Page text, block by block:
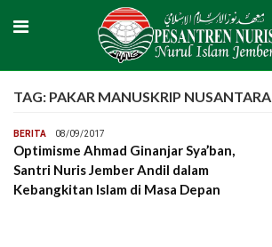
TAG: PAKAR MANUSKRIP NUSANTARA
BERITA 08/09/2017
Optimisme Ahmad Ginanjar Sya’ban,
Santri Nuris Jember Andil dalam
Kebangkitan Islam di Masa Depan